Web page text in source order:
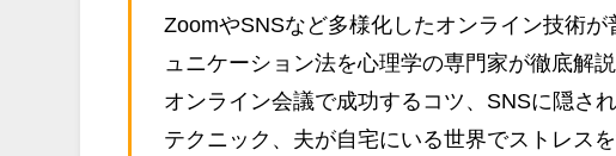
ZoomやSNSなど多様化したオンライン技術
ュニケーション法を心理学の専門家が徹底解
オンライン会議で成功するコツ、SNSに隠さ
テクニック、夫が自宅にいる世界でストレス